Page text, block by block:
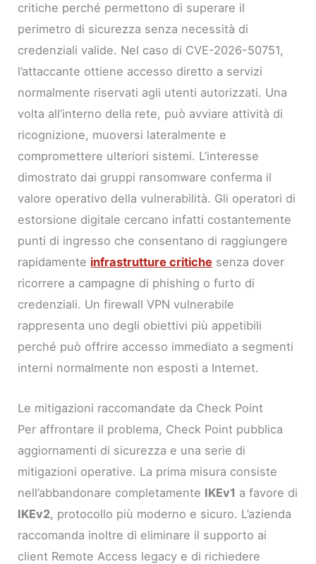
critiche perché permettono di superare il
perimetro di sicurezza senza necessità di
credenziali valide. Nel caso di CVE-2026-50751,
l’attaccante ottiene accesso diretto a servizi
normalmente riservati agli utenti autorizzati. Una
volta all’interno della rete, può avviare attività di
ricognizione, muoversi lateralmente e
compromettere ulteriori sistemi. L’interesse
dimostrato dai gruppi ransomware conferma il
valore operativo della vulnerabilità. Gli operatori di
estorsione digitale cercano infatti costantemente
punti di ingresso che consentano di raggiungere
rapidamente infrastrutture critiche senza dover
ricorrere a campagne di phishing o furto di
credenziali. Un firewall VPN vulnerabile
rappresenta uno degli obiettivi più appetibili
perché può offrire accesso immediato a segmenti
interni normalmente non esposti a Internet.
Le mitigazioni raccomandate da Check Point
Per affrontare il problema, Check Point pubblica
aggiornamenti di sicurezza e una serie di
mitigazioni operative. La prima misura consiste
nell’abbandonare completamente IKEv1 a favore di
IKEv2, protocollo più moderno e sicuro. L’azienda
raccomanda inoltre di eliminare il supporto ai
client Remote Access legacy e di richiedere